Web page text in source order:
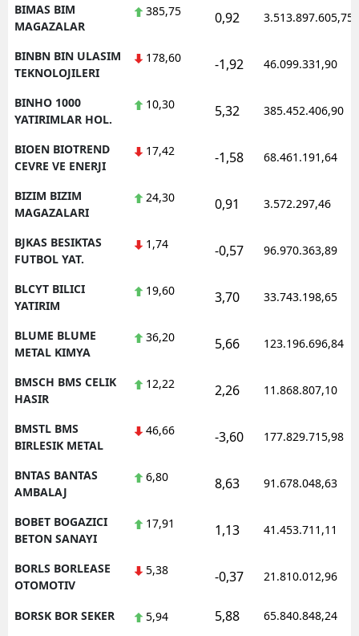
BIMAS BIM
MAGAZALAR
385,75 0,92 3.513.897.605,75
BINBN BIN ULASIM
TEKNOLOJILERI
178,60 -1,92 46.099.331,90
BINHO 1000
YATIRIMLAR HOL.
10,30 5,32 385.452.406,90
BIOEN BIOTREND
CEVRE VE ENERJI
17,42 -1,58 68.461.191,64
BIZIM BIZIM
MAGAZALARI
24,30 0,91 3.572.297,46
BJKAS BESIKTAS
FUTBOL YAT.
1,74 -0,57 96.970.363,89
BLCYT BILICI
YATIRIM
19,60 3,70 33.743.198,65
BLUME BLUME
METAL KIMYA
36,20 5,66 123.196.696,84
BMSCH BMS CELIK
HASIR
12,22 2,26 11.868.807,10
BMSTL BMS
BIRLESIK METAL
46,66 -3,60 177.829.715,98
BNTAS BANTAS
AMBALAJ
6,80 8,63 91.678.048,63
BOBET BOGAZICI
BETON SANAYI
17,91 1,13 41.453.711,11
BORLS BORLEASE
OTOMOTIV
5,38 -0,37 21.810.012,96
BORSK BOR SEKER 5,94 5,88 65.840.848,24